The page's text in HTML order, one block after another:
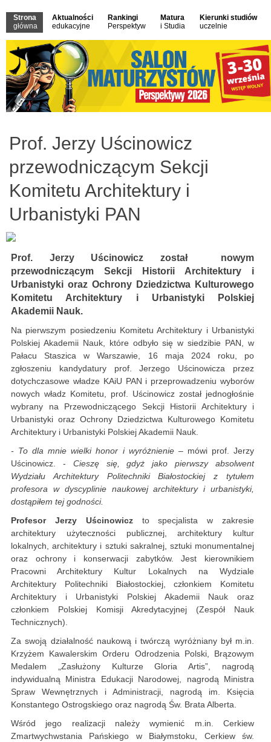
Strona
główna
Aktualności
edukacyjne
Rankingi
Perspektyw
Matura
i Studia
Kierunki studiów
uczelnie
Prof. Jerzy Uścinowicz
przewodniczącym Sekcji
Komitetu Architektury i
Urbanistyki PAN
Prof. Jerzy Uścinowicz został nowym
przewodniczącym Sekcji Historii Architektury i
Urbanistyki oraz Ochrony Dziedzictwa Kulturowego
Komitetu Architektury i Urbanistyki Polskiej
Akademii Nauk.
Na pierwszym posiedzeniu Komitetu Architektury i Urbanistyki
Polskiej Akademii Nauk, które odbyło się w siedzibie PAN, w
Pałacu Staszica w Warszawie, 16 maja 2024 roku, po
zgłoszeniu kandydatury prof. Jerzego Uścinowicza przez
dotychczasowe władze KAiU PAN i przeprowadzeniu wyborów
nowych władz Komitetu, prof. Uścinowicz został jednogłośnie
wybrany na Przewodniczącego Sekcji Historii Architektury i
Urbanistyki oraz Ochrony Dziedzictwa Kulturowego Komitetu
Architektury i Urbanistyki Polskiej Akademii Nauk.
- To dla mnie wielki honor i wyróżnienie –mówi prof. Jerzy
Uścinowicz. - Cieszę się, gdyż jako pierwszy absolwent
Wydziału Architektury Politechniki Białostockiej z tytułem
profesora w dyscyplinie naukowej architektury i urbanistyki,
dostąpiłem tej godności.
Profesor Jerzy Uścinowiczto specjalista w zakresie
architektury użyteczności publicznej, architektury kultur
lokalnych, architektury i sztuki sakralnej, sztuki monumentalnej
oraz ochrony i konserwacji zabytków. Jest kierownikiem
Pracowni Architektury Kultur Lokalnych na Wydziale
Architektury Politechniki Białostockiej, członkiem Komitetu
Architektury i Urbanistyki Polskiej Akademii Nauk oraz
członkiem Polskiej Komisji Akredytacyjnej (Zespół Nauk
Technicznych).
Za swoją działalność naukową i twórczą wyróżniany był m.in.
Krzyżem Kawalerskim Orderu Odrodzenia Polski, Brązowym
Medalem „Zasłużony Kulturze Gloria Artis”, nagrodą
indywidualną Ministra Edukacji Narodowej, nagrodą Ministra
Spraw Wewnętrznych i Administracji, nagrodą im. Księcia
Konstantego Ostrogskiego oraz nagrodą Św. Brata Alberta.
Wśród jego realizacji należy wymienić m.in. Cerkiew
Zmartwychwstania Pańskiego w Białymstoku, Cerkiew św.